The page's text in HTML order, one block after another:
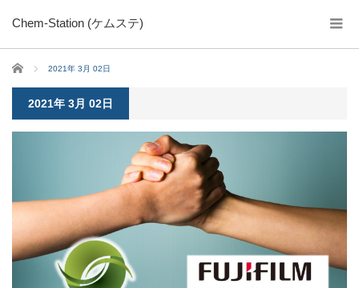
Chem-Station (ケムステ)
ホーム 2021年 3月 02日
2021年 3月 02日